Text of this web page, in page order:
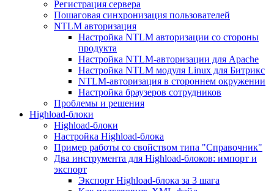
Регистрация сервера
Пошаговая синхронизация пользователей
NTLM авторизация
Настройка NTLM авторизации со стороны
продукта
Настройка NTLM-авторизации для Apache
Настройка NTLM модуля Linux для Битрикс
NTLM-авторизация в стороннем окружении
Настройка браузеров сотрудников
Проблемы и решения
Highload-блоки
Highload-блоки
Настройка Highload-блока
Пример работы со свойством типа "Справочник"
Два инструмента для Highload-блоков: импорт и
экспорт
Экспорт Highload-блока за 3 шага